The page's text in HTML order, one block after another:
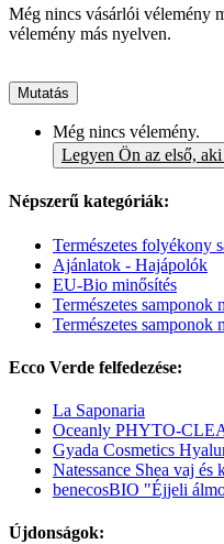
Még nincs vásárlói vélemény
vélemény más nyelven.
Mutatás
Még nincs vélemény.
Legyen Ön az első,
Népszerű kategóriák:
Természetes folyékony
Ajánlatok - Hajápolók
EU-Bio minősítés
Természetes samponok
Természetes samponok
Ecco Verde felfedezése:
La Saponaria
Oceanly PHYTO-
Gyada Cosmetics
Natessance Shea vaj és
benecosBIO "Éjjeli
Újdonságok: